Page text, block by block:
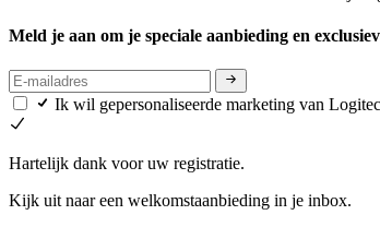
Meld je aan om je speciale aanbieding en
Ik wil gepersonaliseerde marketing van
Hartelijk dank voor uw registratie.
Kijk uit naar een welkomstaanbieding in je inbox.